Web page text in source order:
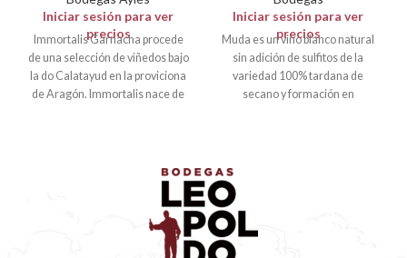
Iniciar sesión para ver
precios
Immortalis Garnacha procede
de una selección de viñedos bajo
la do Calatayud en la proviciona
de Aragón. Immortalis nace de
Iniciar sesión para ver
precios
Muda es un vino blanco natural
sin adición de sulfitos de la
variedad 100% tardana de
secano y formación en